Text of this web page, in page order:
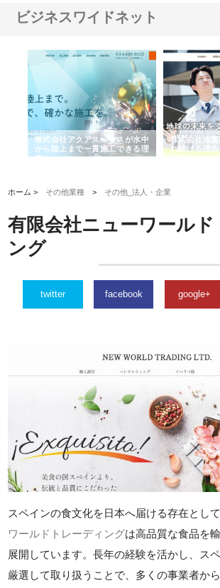
ビジネスワイドネット
株式会社アクアスペースが水中
から陸上まで一貫施工できる理
由
株式会社地
れ続ける理
強み
ホーム > その他業種 > その他_法人・企業
有限会社ニューワールド
ング
twitter facebook google+
スペインの食文化を日本へ届ける存在とし
ワールドトレーディングは高品質な食品を
展開しています。長年の経験を活かし、ス
厳選して取り扱うことで、多くの事業者か